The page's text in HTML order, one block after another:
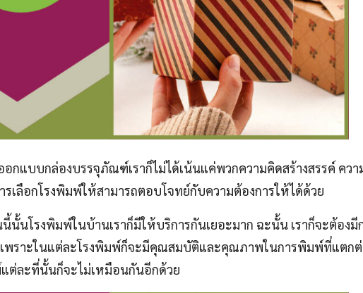
กแบบกล่องบรรจุภัณฑ์เราก็ไม่ได้เน้นแค่พวกความคิดสร้างสรรค์ ควา
รเลือกโรงพิมพ์ให้สามารถตอบโจทย์กับความต้องการให้ได้ด้วย
นั้นโรงพิมพ์ในบ้านเราก็มีให้บริการกันเยอะมาก ฉะนั้น เราก็จะต้องมี
พราะในแต่ละโรงพิมพ์ก็จะมีคุณสมบัติและคุณภาพในการพิมพ์ที่แตกต่
ต่ละที่นั้นก็จะไม่เหมือนกันอีกด้วย